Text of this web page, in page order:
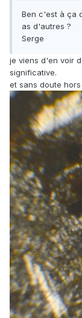
Ben c'est à ça
as d'autres ?
Serge
je viens d'en voir
significative.
et sans doute